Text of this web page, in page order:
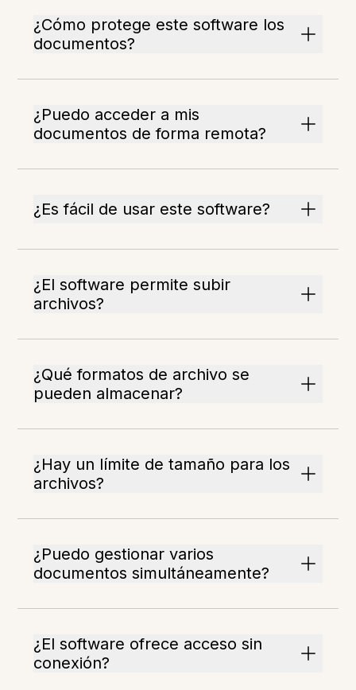
¿Cómo protege este software los
documentos?
¿Puedo acceder a mis
documentos de forma remota?
¿Es fácil de usar este software?
¿El software permite subir
archivos?
¿Qué formatos de archivo se
pueden almacenar?
¿Hay un límite de tamaño para los
archivos?
¿Puedo gestionar varios
documentos simultáneamente?
¿El software ofrece acceso sin
conexión?